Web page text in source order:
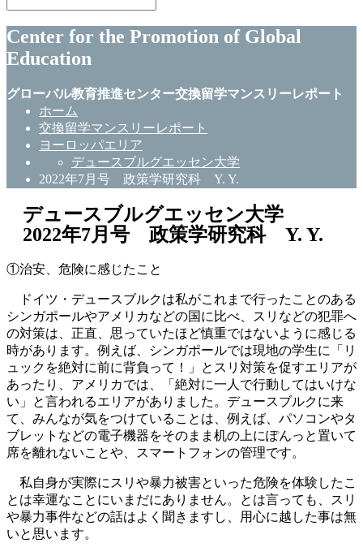
Center for the Promotion of Global
Education
グローバル教育推進センター交換留学マンスリーレポート
ホーム
交換留学マンスリーレポート
ヨーロッパエリア
デュースブルグエッセン大学
2022年7月号 政策学研究科 Y. Y.
デュースブルグエッセン大学
2022年7月号 政策学研究科 Y. Y.
①治安、危険に感じたこと
ドイツ・デュースブルクは私がこれまで行ったことのある
シンガポールやアメリカなどの国に比べ、スリなどの犯罪へ
の対策は、正直、思っていたほど慎重ではないように感じる
時があります。例えば、シンガポールでは現地の学生に「リ
ュックを絶対に前に背負って！」とスリ対策を促すエリアが
あったり、アメリカでは、「絶対に一人で行動してはいけな
い」と言われるエリアがありました。デュースブルクに来
て、みんなが気をつけていることは、例えば、パソコンやタ
ブレットなどの電子機器をそのまま机の上にぽんっと置いて
席を離れないことや、スマートフォンの管理です。
私自身が実際にスリや暴力被害といった危険を体験したこ
とは幸運なことにいまだにありません。とは言っても、スリ
や暴力事件などの話はよく聞きますし、用心に越した事は無
いと思います。